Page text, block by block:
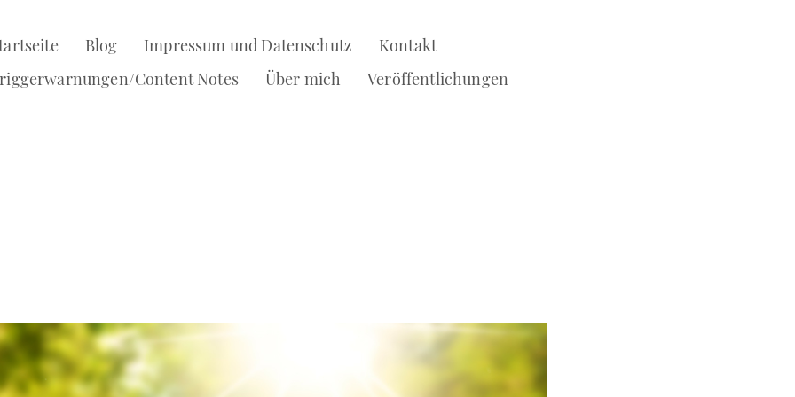
Blog Impressum und Datenschutz
Kontakt
Content Notes
Über mich Veröffentlichungen